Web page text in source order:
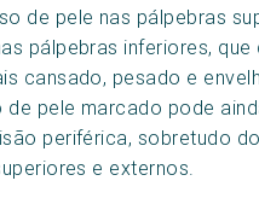
de pele nas pálpebras
pálpebras inferiores, que
cansado, pesado e
de pele marcado pode
periférica, sobretudo
e externos.